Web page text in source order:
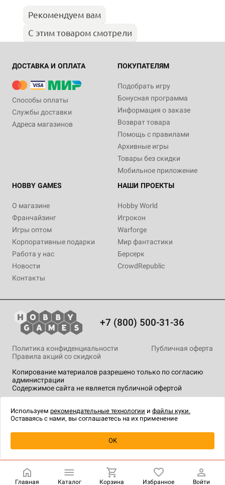
Уведомить о наличии
Рекомендуем вам
С этим товаром смотрели
ДОСТАВКА И ОПЛАТА
Способы оплаты
Службы доставки
Адреса магазинов
ПОКУПАТЕЛЯМ
Подобрать игру
Бонусная программа
Информация о заказе
Возврат товара
Помощь с правилами
Архивные игры
Товары без скидки
Мобильное приложение
HOBBY GAMES
О магазине
Франчайзинг
Игры оптом
Корпоративные подарки
Работа у нас
Новости
Контакты
НАШИ ПРОЕКТЫ
Hobby World
Игрокон
Warforge
Мир фантастики
Берсерк
CrowdRepublic
+7 (800) 500-31-36
Копирование материалов разрешено только по согласию
администрации
Содержимое сайта не является публичной офертой
Политика конфиденциальности
Публичная оферта
Правила акций со скидкой
технологии.
Главная Каталог Корзина Избранное Войти
Используем рекомендательные технологии и файлы куки.
Оставаясь с нами, вы соглашаетесь на их применение
OK